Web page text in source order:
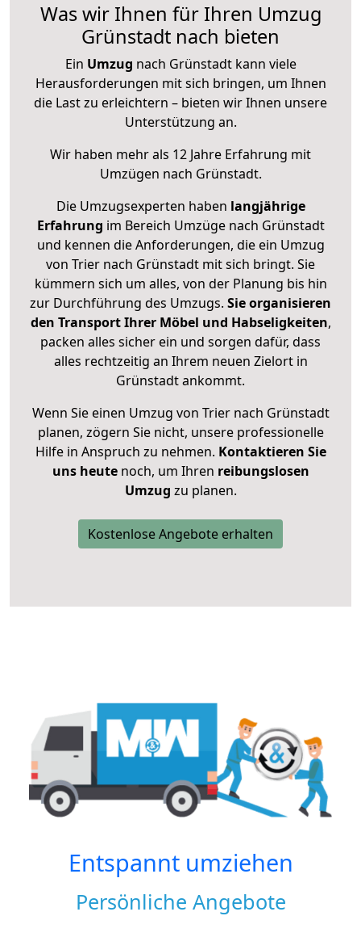
Was wir Ihnen für Ihren Umzug
Grünstadt nach bieten
Ein Umzug nach Grünstadt kann viele
Herausforderungen mit sich bringen, um Ihnen
die Last zu erleichtern – bieten wir Ihnen unsere
Unterstützung an.
Wir haben mehr als 12 Jahre Erfahrung mit
Umzügen nach Grünstadt.
Die Umzugsexperten haben langjährige
Erfahrung im Bereich Umzüge nach Grünstadt
und kennen die Anforderungen, die ein Umzug
von Trier nach Grünstadt mit sich bringt. Sie
kümmern sich um alles, von der Planung bis hin
zur Durchführung des Umzugs. Sie organisieren
den Transport Ihrer Möbel und Habseligkeiten,
packen alles sicher ein und sorgen dafür, dass
alles rechtzeitig an Ihrem neuen Zielort in
Grünstadt ankommt.
Wenn Sie einen Umzug von Trier nach Grünstadt
planen, zögern Sie nicht, unsere professionelle
Hilfe in Anspruch zu nehmen. Kontaktieren Sie
uns heutenoch, um Ihren reibungslosen
Umzug zu planen.
Kostenlose Angebote erhalten
Entspannt umziehen
Persönliche Angebote